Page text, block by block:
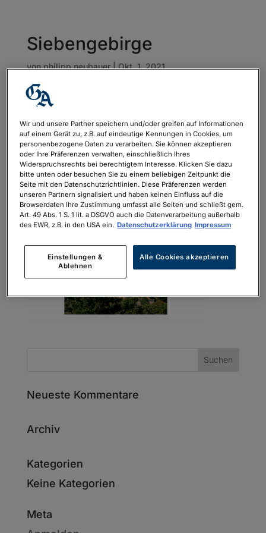
Siebengebirge
vonphilipp.neubauer|Okt. 1, 2021
Neueste Kommentare
Archiv
Kategorien
Keine Kategorien
Meta
Wir und unsere Partner speichern und/oder greifen auf Informationen
auf einem Gerät zu, z.B. auf eindeutige Kennungen in Cookies, um
personenbezogene Daten zu verarbeiten. Sie können akzeptieren
oder Ihre Präferenzen verwalten, einschließlich Ihres
Widerspruchsrechts bei berechtigtem Interesse. Klicken Sie dazu
bitte unten oder besuchen Sie zu einem beliebigen Zeitpunkt die
Seite mit den Datenschutzrichtlinien. Diese Präferenzen werden
unseren Partnern signalisiert und haben keinen Einfluss auf die
Browserdaten Ihre Zustimmung umfasst alle Seiten und schließt gem.
Art. 49 Abs. 1 S. 1 lit. a DSGVO auch die Datenverarbeitung außerhalb
des EWR, z.B. in den USA ein. Datenschutzerklärung Impressum
Einstellungen &
Ablehnen
Alle Cookies akzeptieren